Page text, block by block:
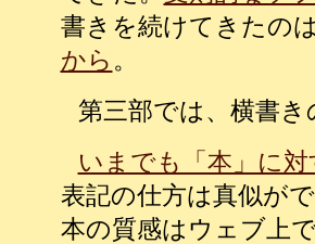
書きを続けてきたの
から 。
第三部では、横書
いまでも「本」に
表記の仕方は真似が
本の質感はウェブ上